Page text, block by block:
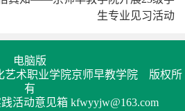
生专业见习活动
电脑版
艺术职业学院京师早教学院 版权所
有
活动意见箱 kfwyyjw@163.com